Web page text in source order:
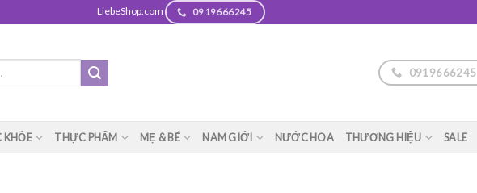
LiebeShop.com 0919666245
0919666245
KHỎE THỰC PHẨM MẸ & BÉ NAM GIỚI NƯỚC HOA THƯƠNG HIỆU SALE